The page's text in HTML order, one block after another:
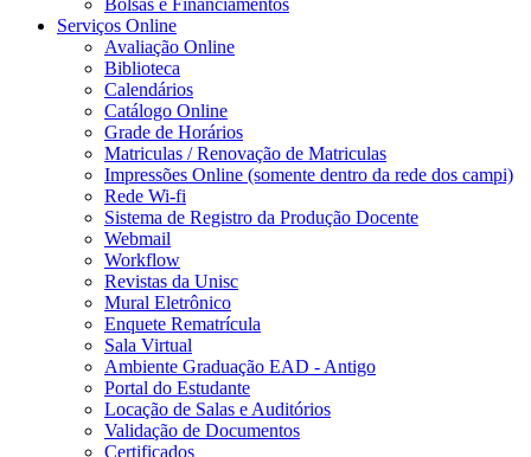
Bolsas e Financiamentos
Serviços Online
Avaliação Online
Biblioteca
Calendários
Catálogo Online
Grade de Horários
Matriculas / Renovação de Matriculas
Impressões Online (somente dentro da rede dos campi)
Rede Wi-fi
Sistema de Registro da Produção Docente
Webmail
Workflow
Revistas da Unisc
Mural Eletrônico
Enquete Rematrícula
Sala Virtual
Ambiente Graduação EAD - Antigo
Portal do Estudante
Locação de Salas e Auditórios
Validação de Documentos
Certificados